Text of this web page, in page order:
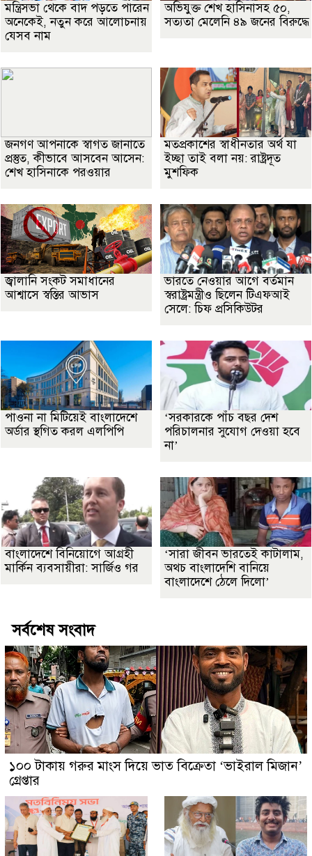
মন্ত্রিসভা থেকে বাদ পড়তে পারেন
অনেকেই, নতুন করে আলোচনায়
যেসব নাম
অভিযুক্ত শেখ হাসিনাসহ ৫০,
সত্যতা মেলেনি ৪৯ জনের বিরুদ্ধে
জনগণ আপনাকে স্বাগত জানাতে
প্রস্তুত, কীভাবে আসবেন আসেন:
শেখ হাসিনাকে পরওয়ার
মতপ্রকাশের স্বাধীনতার অর্থ যা
ইচ্ছা তাই বলা নয়: রাষ্ট্রদূত
মুশফিক
জ্বালানি সংকট সমাধানের
আশ্বাসে স্বস্তির আভাস
ভারতে নেওয়ার আগে বর্তমান
স্বরাষ্ট্রমন্ত্রীও ছিলেন টিএফআই
সেলে: চিফ প্রসিকিউটর
পাওনা না মিটিয়েই বাংলাদেশে
অর্ডার স্থগিত করল এলপিপি
‘সরকারকে পাঁচ বছর দেশ
পরিচালনার সুযোগ দেওয়া হবে
না’
বাংলাদেশে বিনিয়োগে আগ্রহী
মার্কিন ব্যবসায়ীরা: সার্জিও গর
‘সারা জীবন ভারতেই কাটালাম,
অথচ বাংলাদেশি বানিয়ে
বাংলাদেশে ঠেলে দিলো’
সর্বশেষ সংবাদ
১০০ টাকায় গরুর মাংস দিয়ে ভাত বিক্রেতা ‘ভাইরাল মিজান’
গ্রেপ্তার